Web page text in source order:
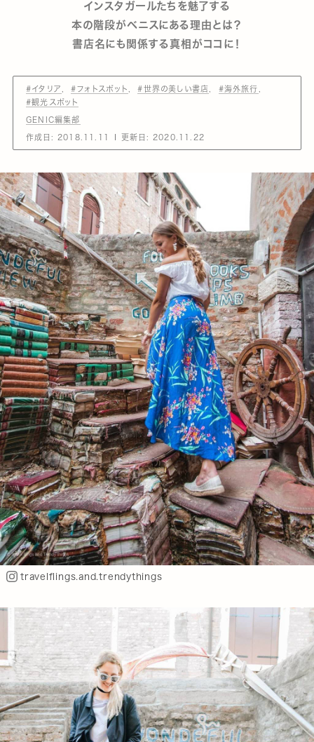
インスタガールたちを魅了する
本の階段がベニスにある理由とは？
書店名にも関係する真相がココに！
#イタリア #フォトスポット #世界の美しい書店
#海外旅行
#観光スポット
GENIC編集部
作成日: 2018.11.11 更新日: 2020.11.22
travelflings.and.trendythings